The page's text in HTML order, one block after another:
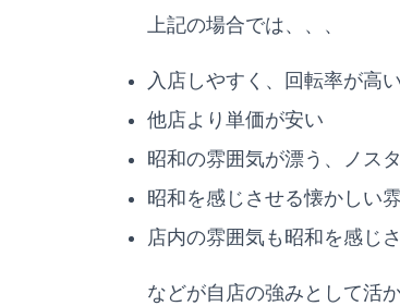
上記の場合では、、、
入店しやすく、回転率が高
他店より単価が安い
昭和の雰囲気が漂う、ノス
昭和を感じさせる懐かしい
店内の雰囲気も昭和を感じ
などが自店の強みとして活